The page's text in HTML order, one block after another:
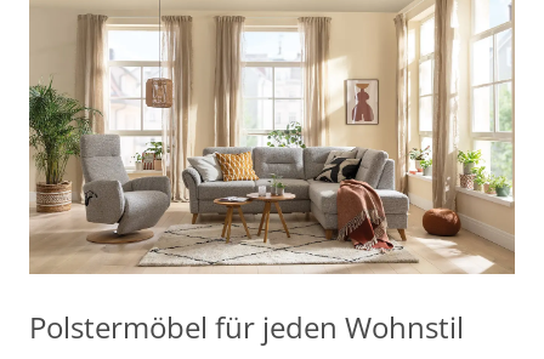
Polstermöbel für jeden Wohnstil